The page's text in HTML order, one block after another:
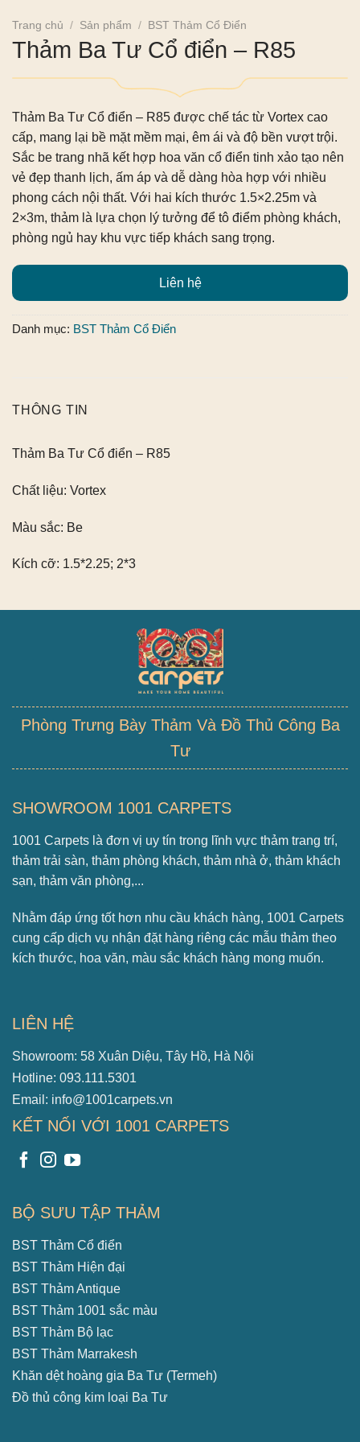
Trang chủ / Sản phẩm / BST Thảm Cổ Điển
Thảm Ba Tư Cổ điển – R85
Thảm Ba Tư Cổ điển – R85 được chế tác từ Vortex cao
cấp, mang lại bề mặt mềm mại, êm ái và độ bền vượt trội.
Sắc be trang nhã kết hợp hoa văn cổ điển tinh xảo tạo nên
vẻ đẹp thanh lịch, ấm áp và dễ dàng hòa hợp với nhiều
phong cách nội thất. Với hai kích thước 1.5×2.25m và
2×3m, thảm là lựa chọn lý tưởng để tô điểm phòng khách,
phòng ngủ hay khu vực tiếp khách sang trọng.
Liên hệ
Danh mục: BST Thảm Cổ Điển
THÔNG TIN
Thảm Ba Tư Cổ điển – R85
Chất liệu: Vortex
Màu sắc: Be
Kích cỡ: 1.5*2.25; 2*3
Phòng Trưng Bày Thảm Và Đồ Thủ Công Ba
Tư
SHOWROOM 1001 CARPETS
1001 Carpets là đơn vị uy tín trong lĩnh vực thảm trang trí,
thảm trải sàn, thảm phòng khách, thảm nhà ở, thảm khách
sạn, thảm văn phòng,...
Nhằm đáp ứng tốt hơn nhu cầu khách hàng, 1001 Carpets
cung cấp dịch vụ nhận đặt hàng riêng các mẫu thảm theo
kích thước, hoa văn, màu sắc khách hàng mong muốn.
LIÊN HỆ
Showroom: 58 Xuân Diệu, Tây Hồ, Hà Nội
Hotline: 093.111.5301
Email: info@1001carpets.vn
KẾT NỐI VỚI 1001 CARPETS
BỘ SƯU TẬP THẢM
BST Thảm Cổ điển
BST Thảm Hiện đại
BST Thảm Antique
BST Thảm 1001 sắc màu
BST Thảm Bộ lạc
BST Thảm Marrakesh
Khăn dệt hoàng gia Ba Tư (Termeh)
Đồ thủ công kim loại Ba Tư